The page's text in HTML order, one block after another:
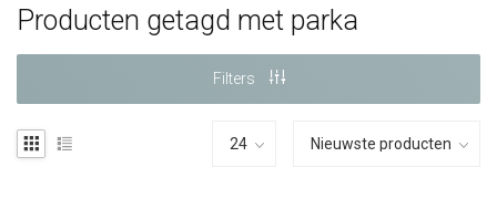
Producten getagd met parka
Filters